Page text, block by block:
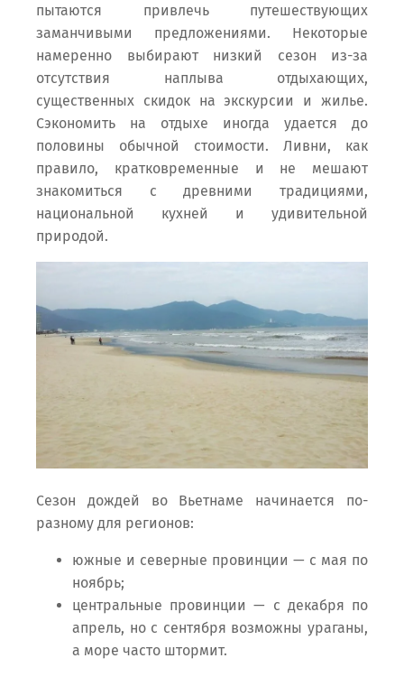
пытаются привлечь путешествующих
заманчивыми предложениями. Некоторые
намеренно выбирают низкий сезон из-за
отсутствия наплыва отдыхающих,
существенных скидок на экскурсии и жилье.
Сэкономить на отдыхе иногда удается до
половины обычной стоимости. Ливни, как
правило, кратковременные и не мешают
знакомиться с древними традициями,
национальной кухней и удивительной
природой.
Сезон дождей во Вьетнаме начинается по-
разному для регионов:
южные и северные провинции — с мая по
ноябрь;
центральные провинции — с декабря по
апрель, но с сентября возможны ураганы,
а море часто штормит.